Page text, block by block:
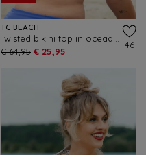
TC BEACH
€ 64,95 € 25,95
46